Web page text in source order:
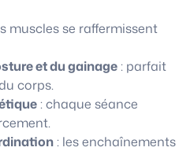
muscles se raffermissent
et du gainage: parfait
corps.
: chaque séance
: les enchaînements